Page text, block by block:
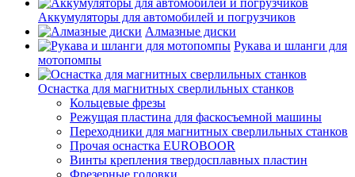
Аккумуляторы для автомобилей и погрузчиков
Алмазные диски
Рукава и шланги для
мотопомпы
Оснастка для магнитных сверлильных станков
Кольцевые фрезы
Режущая пластина для фаскосъемной машины
Переходники для магнитных сверлильных станков
Прочая оснастка EUROBOOR
Винты крепления твердосплавных пластин
Фрезерные головки